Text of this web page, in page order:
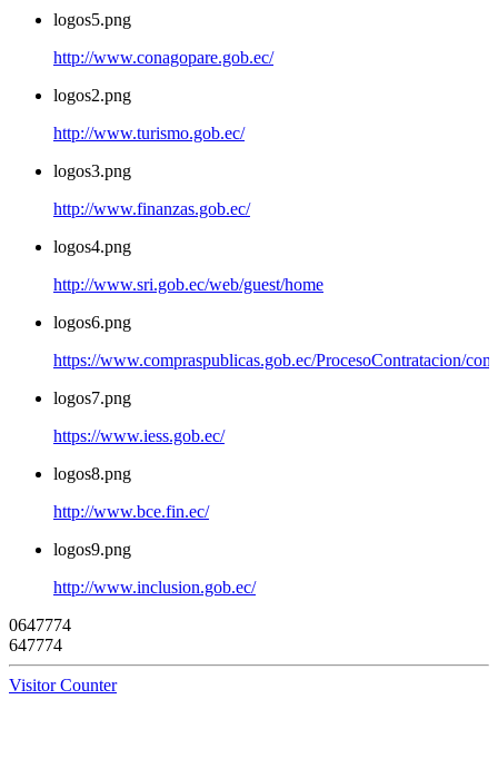
logos5.png
http://www.conagopare.gob.ec/
logos2.png
http://www.turismo.gob.ec/
logos3.png
http://www.finanzas.gob.ec/
logos4.png
http://www.sri.gob.ec/web/guest/home
logos6.png
https://www.compraspublicas.gob.ec/ProcesoContratacion/
logos7.png
https://www.iess.gob.ec/
logos8.png
http://www.bce.fin.ec/
logos9.png
http://www.inclusion.gob.ec/
0647774
647774
Visitor Counter